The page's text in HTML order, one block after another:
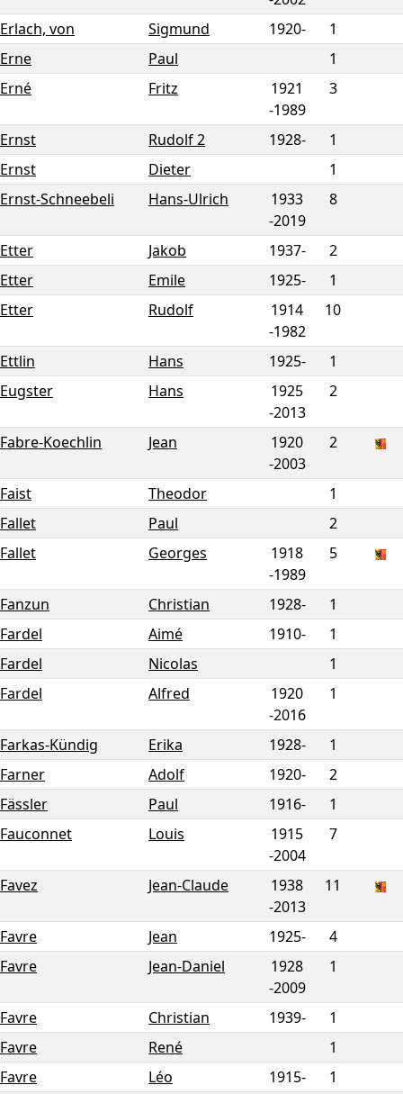
Erlach, von
Sigmund 1920-
1
Erne
Paul
1
Erné
Fritz
1921
-1989
3
Ernst Rudolf 2 1928-
1
Ernst
Dieter
1
Ernst-Schneebeli
Hans-Ulrich
1933
-2019
8
Etter Jakob 1937-
2
Etter
Emile 1925-
1
Etter
Rudolf
1914
-1982
10
Ettlin Hans 1925-
1
Eugster
Hans
1925
-2013
2
Fabre-Koechlin Jean
1920
-2003
2
Faist Theodor
1
Fallet
Paul
2
Fallet
Georges
1918
-1989
5
Fanzun Christian 1928-
1
Fardel
Aimé 1910-
1
Fardel
Nicolas
1
Fardel
Alfred
1920
-2016
1
Farkas-Kündig Erika 1928-
1
Farner
Adolf 1920-
2
Fässler
Paul 1916-
1
Fauconnet
Louis
1915
-2004
7
Favez Jean-Claude
1938
-2013
11
Favre Jean 1925-
4
Favre
Jean-Daniel
1928
-2009
1
Favre Christian 1939-
1
Favre
René
1
Favre
Léo 1915-
1